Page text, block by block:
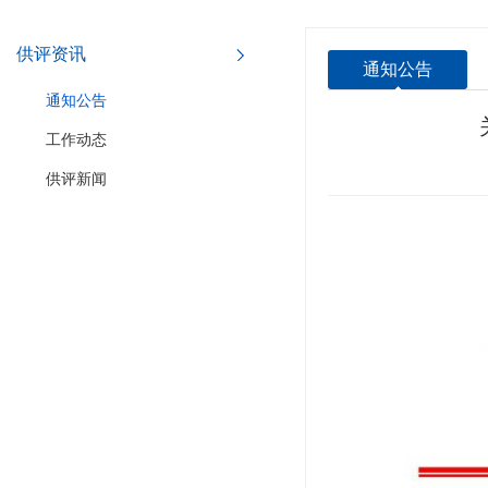
供评资讯
通知公告
工作动态
供评新闻
通知公告